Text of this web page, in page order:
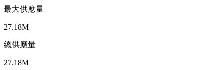
最大供應量
27.18M
總供應量
27.18M